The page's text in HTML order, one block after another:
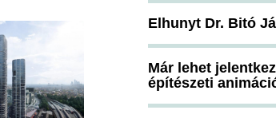
Elhunyt Dr. Bitó
Már lehet
építészeti